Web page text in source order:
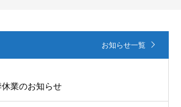
お知らせ一覧
業のお知らせ